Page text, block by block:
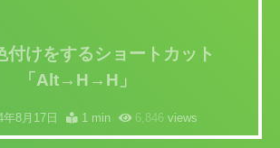
付けをするショートカット
「Alt→H→H」
年8月17日 1 min 6,846views